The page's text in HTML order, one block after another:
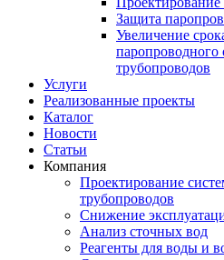
Защита
Увеличение
паропроводного
трубопроводов
Услуги
Реализованные проекты
Каталог
Новости
Статьи
Компания
Проектирование
трубопроводов
Снижение
Анализ сточных вод
Реагенты для воды и